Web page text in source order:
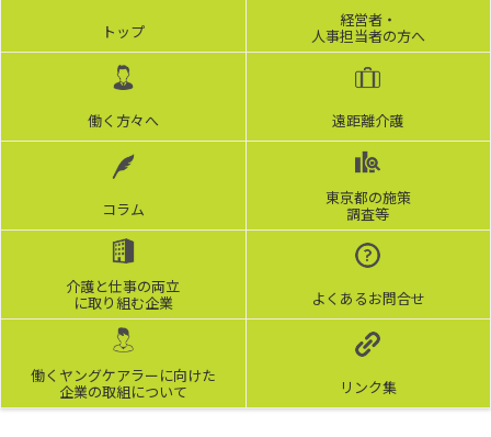
トップ
経営者・
人事担当者の方へ
働く方々へ 遠距離介護
コラム
東京都の施策
調査等
介護と仕事の両立
に取り組む企業 よくあるお問合せ
働くヤングケアラーに向けた
企業の取組について リンク集